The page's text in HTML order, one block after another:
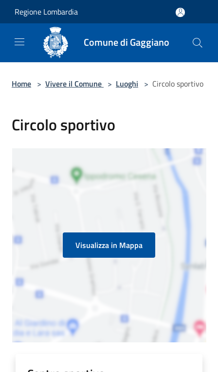
Regione Lombardia
Comune di Gaggiano
Home > Vivere il Comune > Luoghi > Circolo sportivo
Circolo sportivo
Visualizza in Mappa